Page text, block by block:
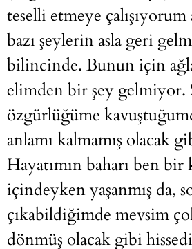
teselli etmeye
bazı şeylerin asla geri
bilincinde. Bunun için
elimden bir şey gelmiyor.
özgürlüğüme
anlamı kalmamış olacak
Hayatımın baharı ben bir
içindeyken yaşanmış da,
çıkabildiğimde mevsim
dönmüş olacak gibi